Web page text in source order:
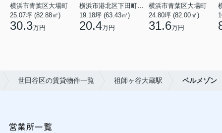
横浜市青葉区大場町
25.07坪 (82.88㎡)
30.3万円
19.18坪 (63.43㎡)
20.4万円
横浜市青葉区大場町
24.80坪 (82.00㎡)
31.6万円
世田谷区の賃貸物件一覧 祖師ヶ谷大蔵駅 ベルメゾン
営業所一覧